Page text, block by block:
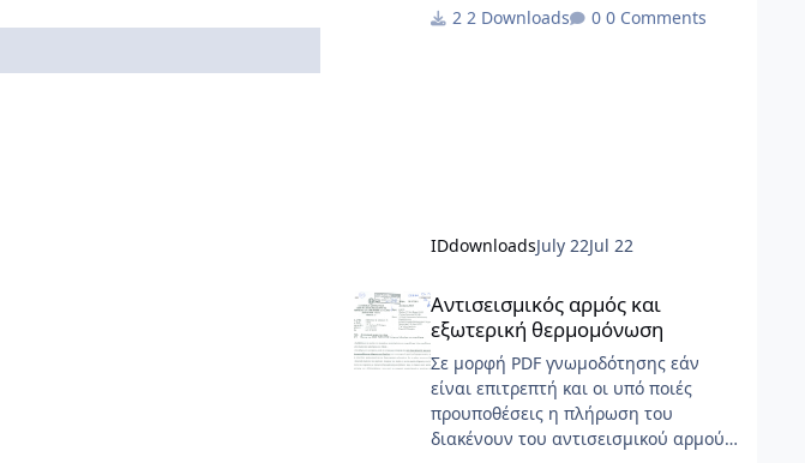
2 Downloads
0 Comments
IDdownloadsJuly 22Jul 22
Αντισεισμικός αρμός και
εξωτερική θερμομόνωση
Σε μορφή PDF γνωμοδότησης εάν
είναι επιτρεπτή και οι υπό ποιές
προυποθέσεις η πλήρωση του
διακένουν του αντισεισμικού αρμού